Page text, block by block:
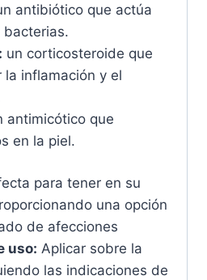
antibiótico que actúa
bacterias.
un corticosteroide que
la inflamación y el
antimicótico que
en la piel.
para tener en su
una opción
de afecciones
uso: Aplicar sobre la
las indicaciones de